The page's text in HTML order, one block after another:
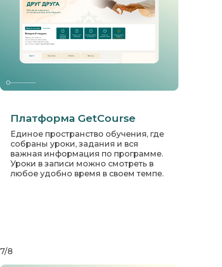
Платформа GetCourse
Единое пространство обучения, где
собраны уроки, задания и вся
важная информация по программе.
Уроки в записи можно смотреть в
любое удобно время в своем темпе.
7/8